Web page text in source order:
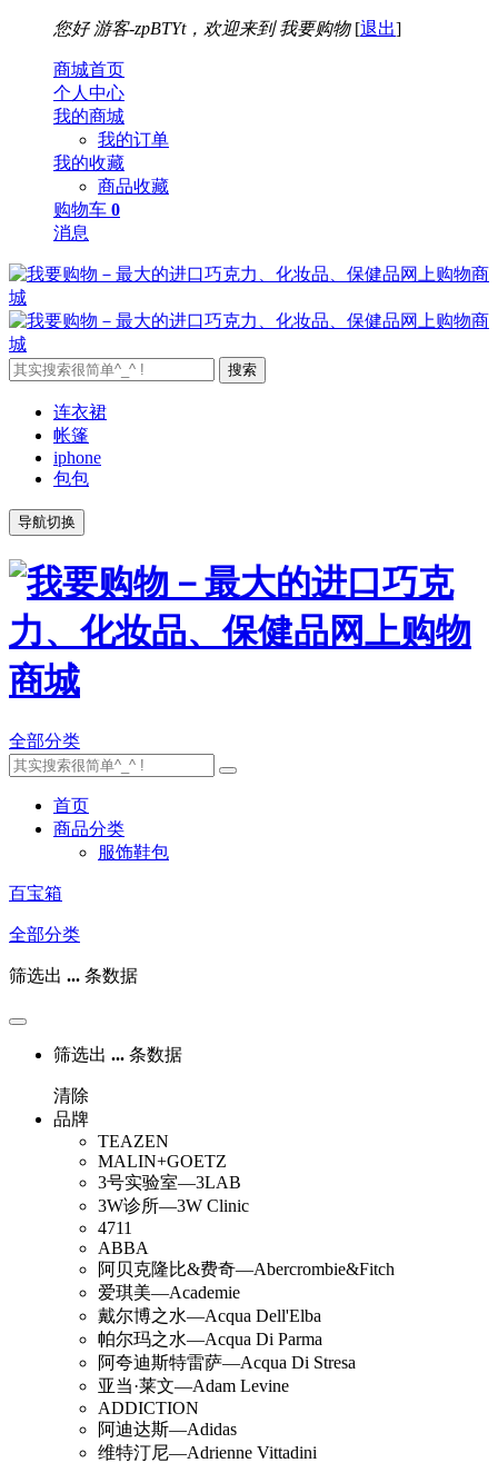
您好 游客-zpBTYt，欢迎来到 我要购物[退出]
商城首页
个人中心
我的商城
我的订单
我的收藏
商品收藏
购物车 0
消息
搜索
连衣裙
帐篷
iphone
包包
导航切换
全部分类
首页
商品分类
服饰鞋包
百宝箱
全部分类
筛选出 ... 条数据
筛选出 ... 条数据
清除
品牌
TEAZEN
MALIN+GOETZ
3号实验室—3LAB
3W诊所—3W Clinic
4711
ABBA
阿贝克隆比&费奇—Abercrombie&Fitch
爱琪美—Academie
戴尔博之水—Acqua Dell'Elba
帕尔玛之水—Acqua Di Parma
阿夸迪斯特雷萨—Acqua Di Stresa
亚当·莱文—Adam Levine
ADDICTION
阿迪达斯—Adidas
维特汀尼—Adrienne Vittadini